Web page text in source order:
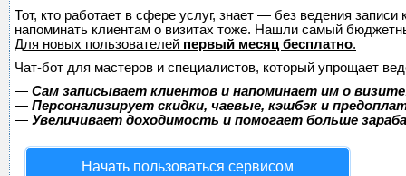
Тот, кто работает в сфере услуг, знает — без ведения
напоминать клиентам о визитах тоже. Нашли самый
Для новых пользователей первый месяц бесплатно.
Чат-бот для мастеров и специалистов, который упрощает
— Сам записывает клиентов и напоминает им о
— Персонализирует скидки, чаевые, кэшбэк и
— Увеличивает доходимость и помогает больше
Начать пользоваться сервисом